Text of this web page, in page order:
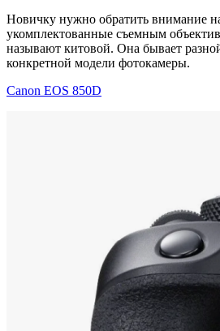
Новичку нужно обратить внимание
укомплектованные съемным
называют китовой. Она бывает
конкретной модели фотокамеры.
Canon EOS 850D